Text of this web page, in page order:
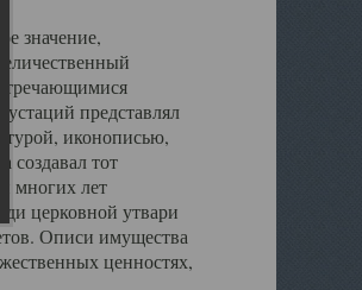
значение,
представлял
иконописью,
создавал тот
многих лет
церковной утвари
Описи имущества
ценностях,